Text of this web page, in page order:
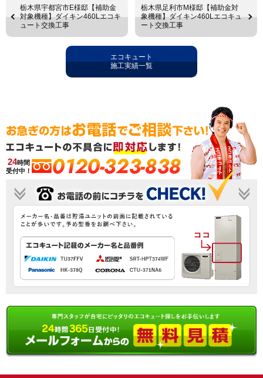
栃木県宇都宮市E様邸【補助金
対象機種】ダイキン460Lエコキ
ュート交換工事
栃木県足利市M様邸【補助金対
象機種】ダイキン460Lエコキュ
ート交換工事
エコキュート
施工実績一覧
24時間
受付中！
0120-323-838